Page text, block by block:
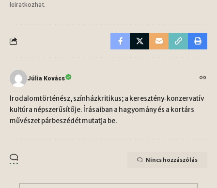
leiratkozhat.
Júlia Kovács
Irodalomtörténész, színházkritikus; a keresztény‑konzervatív
kultúra népszerűsítője. Írásaiban a hagyomány és a kortárs
művészet párbeszédét mutatja be.
Nincs hozzászólás